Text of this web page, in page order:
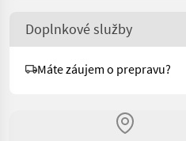
Doplnkové služby
Máte záujem o prepravu?